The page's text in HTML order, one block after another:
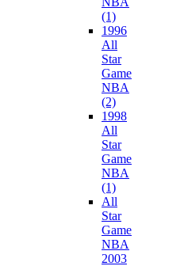
(1)
1996
All
Star
Game
NBA
(2)
1998
All
Star
Game
NBA
(1)
All
Star
Game
NBA
2003